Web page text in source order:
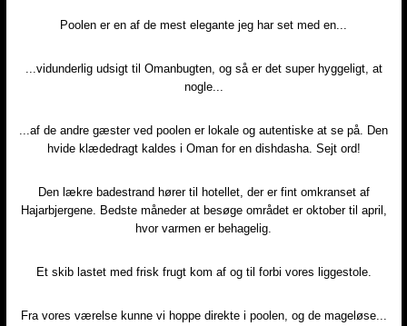
Poolen er en af de mest elegante jeg har set med en...​
...vidunderlig udsigt til Omanbugten, og så er det super hyggeligt, at
nogle...​
...af de andre gæster ved poolen er lokale og autentiske at se på. Den
hvide klædedragt kaldes i Oman for en dishdasha. Sejt ord!​
​Den lækre badestrand hører til hotellet, der er fint omkranset af
Hajarbjergene. Bedste måneder at besøge området er oktober til april,
hvor varmen er behagelig.
Et skib lastet med frisk frugt kom af og til forbi vores liggestole.​
Fra vores værelse kunne vi hoppe direkte i poolen, og de mageløse...​